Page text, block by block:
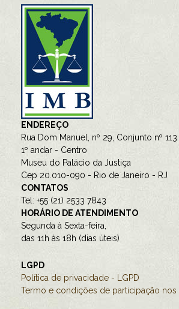
ENDEREÇO
Rua Dom Manuel, nº 29, Conjunto nº 113
1º andar - Centro
Museu do Palácio da Justiça
Cep 20.010-090 - Rio de Janeiro - RJ
CONTATOS
Tel: +55 (21) 2533 7843
HORÁRIO DE ATENDIMENTO
Segunda à Sexta-feira,
das 11h às 18h (dias úteis)
LGPD
Política de privacidade - LGPD
Termo e condições de participação nos